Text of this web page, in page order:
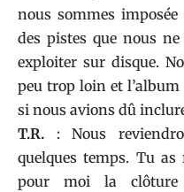
nous sommes
des pistes que nous
exploiter sur disque.
peu trop loin et
si nous avions dû
T.R. : Nous
quelques temps. Tu as
pour moi la clôture